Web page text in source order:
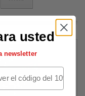
usted
newsletter